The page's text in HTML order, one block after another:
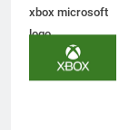
xbox microsoft
logo